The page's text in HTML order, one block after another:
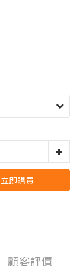
立即購買
顧客評價